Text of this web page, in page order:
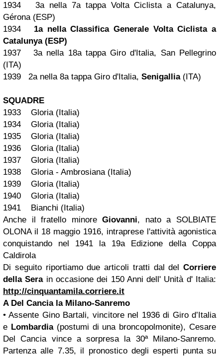
1934 3a nella 7a tappa Volta Ciclista a Catalunya,
Gérona (ESP)
1934 1a nella Classifica Generale Volta Ciclista a
Catalunya (ESP)
1937 3a nella 18a tappa Giro d'Italia, San Pellegrino
(ITA)
1939 2a nella 8a tappa Giro d'Italia, Senigallia(ITA)
SQUADRE
1933 Gloria (Italia)
1934 Gloria (Italia)
1935 Gloria (Italia)
1936 Gloria (Italia)
1937 Gloria (Italia)
1938 Gloria - Ambrosiana (Italia)
1939 Gloria (Italia)
1940 Gloria (Italia)
1941 Bianchi (Italia)
Anche il fratello minoreGiovanni, nato a SOLBIATE
OLONA il 18 maggio 1916, intraprese l'attività agonistica
conquistando nel 1941 la 19a Edizione della Coppa
Caldirola
Di seguito riportiamo due articoli tratti dal del Corriere
della Serain occasione dei 150 Anni dell' Unità d' Italia:
http://cinquantamila.corriere.it
A Del Cancia la Milano-Sanremo
• Assente Gino Bartali, vincitore nel 1936 di Giro d’Italia
e Lombardia(postumi di una broncopolmonite), Cesare
Del Cancia vince a sorpresa la 30ª Milano-Sanremo.
Partenza alle 7.35, il pronostico degli esperti punta su